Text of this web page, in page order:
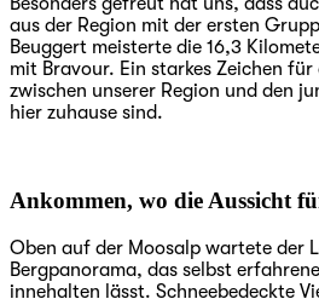
aus der Region mit der ersten
Beuggert meisterte die 16,3
mit Bravour. Ein starkes Zeichen
zwischen unserer Region und den
hier zuhause sind.
Ankommen, wo die Aussicht
Oben auf der Moosalp wartete der
Bergpanorama, das selbst
innehalten lässt. Schneebedeckte